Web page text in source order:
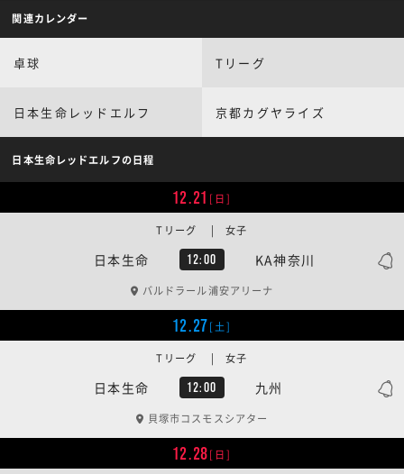
関連カレンダー
卓球 Tリーグ
日本生命レッドエルフ 京都カグヤライズ
日本生命レッドエルフの日程
12.21 [日]
日本生命 12:00 KA神奈川
Tリーグ | 女子
バルドラール浦安アリーナ
12.27[土]
日本生命 12:00 九州
Tリーグ | 女子
貝塚市コスモスシアター
12.28[日]